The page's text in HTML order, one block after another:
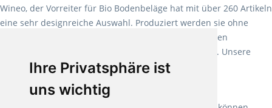
Ihre Privatsphäre ist
uns wichtig
Wineo, der Vorreiter für Bio Bodenbeläge hat mit über 260 Artikeln
eine sehr designreiche Auswahl. Produziert werden sie ohne
Weichmacher und Lösungsmittel. Mit allen verfügbaren
Verlegearten ist er für jegliche Bauvorhaben attraktiv. Unsere
Empfehlung:Wineo 1000 Multi Layer XXL.
Teppiche für ein angenehmes Laufgefühl